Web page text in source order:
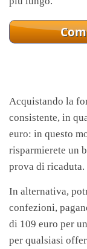
Acquistando la
consistente, in
euro: in questo
risparmierete un
prova di ricaduta.
In alternativa,
confezioni,
di 109 euro per
per qualsiasi